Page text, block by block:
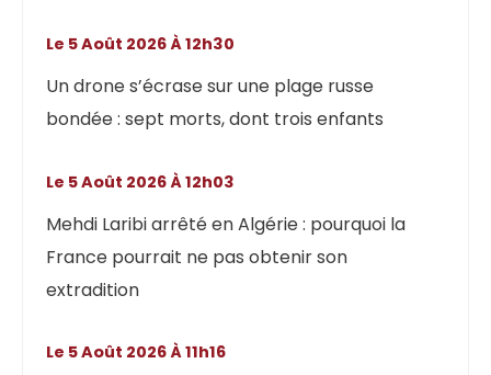
Un drone s’écrase sur une plage russe
bondée : sept morts, dont trois enfants
Le 5 Août 2026 À 12h30
Mehdi Laribi arrêté en Algérie : pourquoi la
France pourrait ne pas obtenir son
extradition
Le 5 Août 2026 À 12h03
Le 5 Août 2026 À 11h16